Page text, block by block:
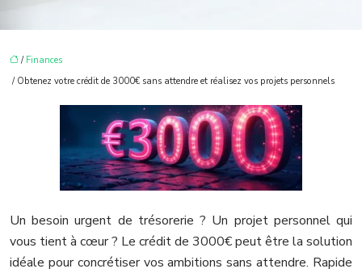
/ Finances
/ Obtenez votre crédit de 3000€ sans attendre et réalisez vos projets personnels
Un besoin urgent de trésorerie ? Un projet personnel qui
vous tient à cœur ? Le crédit de 3000€ peut être la solution
idéale pour concrétiser vos ambitions sans attendre. Rapide